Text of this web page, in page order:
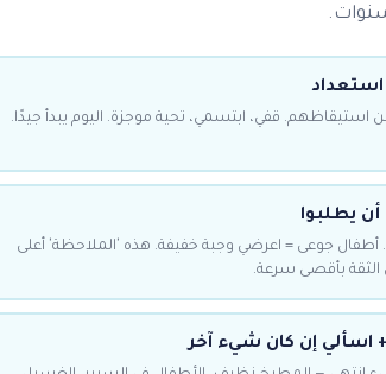
استعداد
قبل 10 دقائق من استيقاظهم. قفي، ابتسمي، تحية موجزة. اليوم يبدأ جيدًا.
يطلبوا
أطفال جوعى = اعرضي وجبة خفيفة. هذه 'الملاحظة' أعلى
الثقة بأقصى سرعة.
+ اسألي إن كان شيء آخر